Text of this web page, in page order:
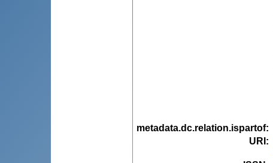
metadata.dc.relation.ispartof:
URI :